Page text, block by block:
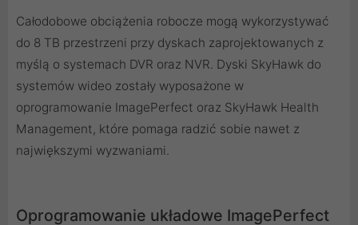
Całodobowe obciążenia robocze mogą wykorzystywać
do 8 TB przestrzeni przy dyskach zaprojektowanych z
myślą o systemach DVR oraz NVR. Dyski SkyHawk do
systemów wideo zostały wyposażone w
oprogramowanie ImagePerfect oraz SkyHawk Health
Management, które pomaga radzić sobie nawet z
największymi wyzwaniami.
Oprogramowanie układowe ImagePerfect